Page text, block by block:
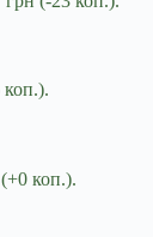
коп.).
коп.).